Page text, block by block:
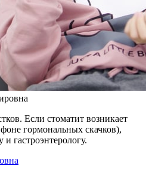
Если стоматит возникает
гормональных скачков),
гастроэнтерологу.